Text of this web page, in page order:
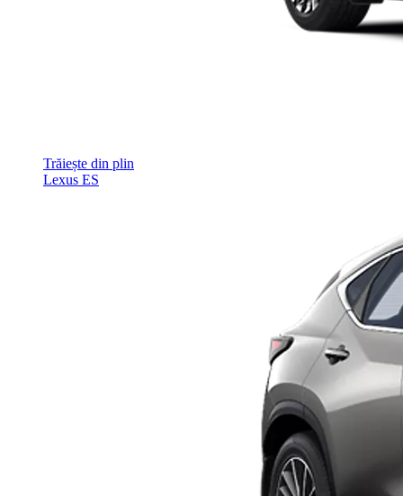
Trăiește din plin
Lexus ES